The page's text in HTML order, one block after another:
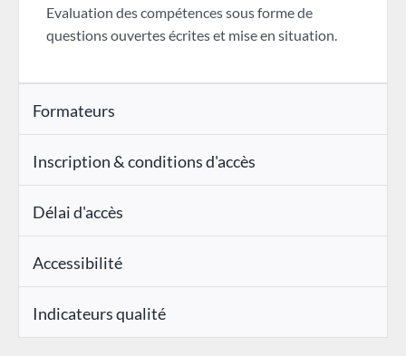
Evaluation des compétences sous forme de
questions ouvertes écrites et mise en situation.
Formateurs
Inscription & conditions d'accès
Délai d'accès
Accessibilité
Indicateurs qualité